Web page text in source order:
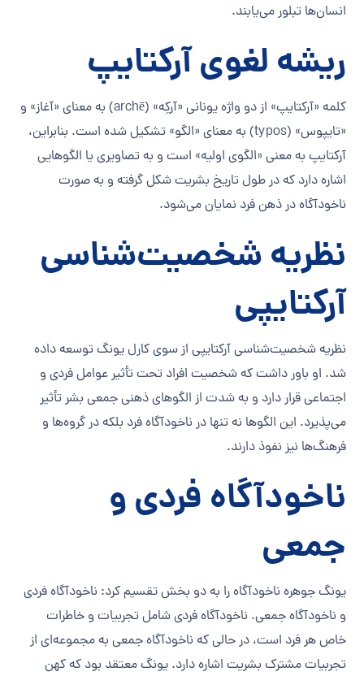
انسان‌ها تبلور می‌یابند.
ریشه لغوی آرکتایپ
کلمه «آرکتایپ» از دو واژه یونانی «آرکِه» (archē) به معنای «آغاز» و
«تایپوس» (typos) به معنای «الگو» تشکیل شده است. بنابراین،
آرکتایپ به معنی «الگوی اولیه» است و به تصاویری یا الگوهایی
اشاره دارد که در طول تاریخ بشریت شکل گرفته و به صورت
ناخودآگاه در ذهن فرد نمایان می‌شود.
نظریه شخصیت‌شناسی
آرکتایپی
نظریه شخصیت‌شناسی آرکتایپی از سوی کارل یونگ توسعه داده
شد. او باور داشت که شخصیت افراد تحت تأثیر عوامل فردی و
اجتماعی قرار دارد و به شدت از الگوهای ذهنی جمعی بشر تأثیر
می‌پذیرد. این الگوها نه تنها در ناخودآگاه فرد بلکه در گروه‌ها و
فرهنگ‌ها نیز نفوذ دارند.
ناخودآگاه فردی و
جمعی
یونگ جوهره ناخودآگاه را به دو بخش تقسیم کرد: ناخودآگاه فردی
و ناخودآگاه جمعی. ناخودآگاه فردی شامل تجربیات و خاطرات
خاص هر فرد است، در حالی که ناخودآگاه جمعی به مجموعه‌ای از
تجربیات مشترک بشریت اشاره دارد. یونگ معتقد بود که کهن